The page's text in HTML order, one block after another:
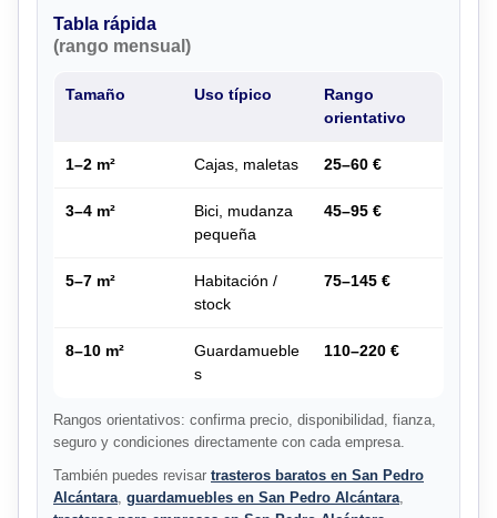
Tabla rápida
(rango mensual)
Tamaño Uso típico
Rango
orientativo
1–2 m² Cajas, maletas 25–60 €
3–4 m²
Bici, mudanza
pequeña
45–95 €
5–7 m²
Habitación /
stock
75–145 €
8–10 m²
Guardamueble
s
110–220 €
Rangos orientativos: confirma precio, disponibilidad, fianza,
seguro y condiciones directamente con cada empresa.
También puedes revisar trasteros baratos en San Pedro
Alcántara guardamuebles en San Pedro Alcántara